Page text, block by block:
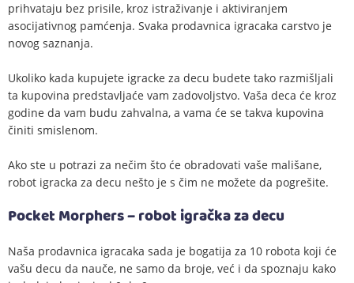
prihvataju bez prisile, kroz istraživanje i aktiviranjem
asocijativnog pamćenja. Svaka prodavnica igracaka carstvo je
novog saznanja.
Ukoliko kada kupujete igracke za decu budete tako razmišljali
ta kupovina predstavljaće vam zadovoljstvo. Vaša deca će kroz
godine da vam budu zahvalna, a vama će se takva kupovina
činiti smislenom.
Ako ste u potrazi za nečim što će obradovati vaše mališane,
robot igracka za decu nešto je s čim ne možete da pogrešite.
Pocket Morphers – robot igračka za decu
Naša prodavnica igracaka sada je bogatija za 10 robota koji će
vašu decu da nauče, ne samo da broje, već i da spoznaju kako